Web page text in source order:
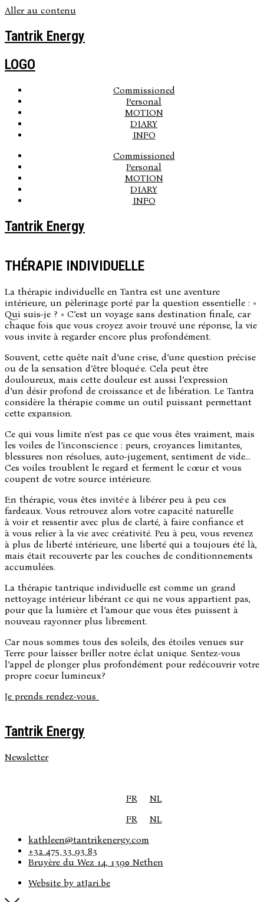
Aller au contenu
Tantrik Energy
LOGO
Commissioned
Personal
MOTION
DIARY
INFO
Commissioned
Personal
MOTION
DIARY
INFO
Tantrik Energy
THÉRAPIE INDIVIDUELLE
La thérapie individuelle en Tantra est une aventure
intérieure, un pèlerinage porté par la question essentielle : «
Qui suis-je ? » C’est un voyage sans destination finale, car
chaque fois que vous croyez avoir trouvé une réponse, la vie
vous invite à regarder encore plus profondément.
Souvent, cette quête naît d’une crise, d’une question précise
ou de la sensation d’être bloqué·e. Cela peut être
douloureux, mais cette douleur est aussi l’expression
d’un désir profond de croissance et de libération. Le Tantra
considère la thérapie comme un outil puissant permettant
cette expansion.
Ce qui vous limite n’est pas ce que vous êtes vraiment, mais
les voiles de l’inconscience : peurs, croyances limitantes,
blessures non résolues, auto-jugement, sentiment de vide…
Ces voiles troublent le regard et ferment le cœur et vous
coupent de votre source intérieure.
En thérapie, vous êtes invité·e à libérer peu à peu ces
fardeaux. Vous retrouvez alors votre capacité naturelle
à voir et ressentir avec plus de clarté, à faire confiance et
à vous relier à la vie avec créativité. Peu à peu, vous revenez
à plus de liberté intérieure, une liberté qui a toujours été là,
mais était recouverte par les couches de conditionnements
accumulées.
La thérapie tantrique individuelle est comme un grand
nettoyage intérieur libérant ce qui ne vous appartient pas,
pour que la lumière et l’amour que vous êtes puissent à
nouveau rayonner plus librement.
Car nous sommes tous des soleils, des étoiles venues sur
Terre pour laisser briller notre éclat unique. Sentez-vous
l’appel de plonger plus profondément pour redécouvrir votre
propre coeur lumineux?
Je prends rendez-vous
Tantrik Energy
Newsletter
FR
NL
FR
NL
kathleen@tantrikenergy.com
+32 475 33 93 83
Bruyère du Wez 14, 1390 Nethen
Website by atJari.be